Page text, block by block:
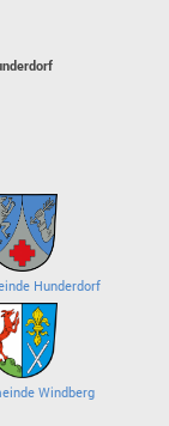
Hunderdorf
Windberg